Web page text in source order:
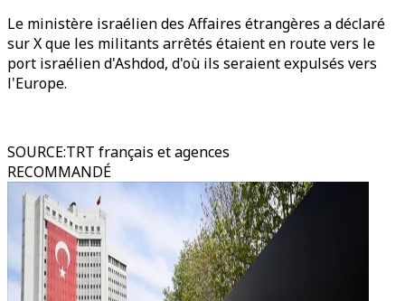
Le ministère israélien des Affaires étrangères a déclaré
sur X que les militants arrêtés étaient en route vers le
port israélien d'Ashdod, d'où ils seraient expulsés vers
l'Europe.
SOURCE:TRT français et agences
RECOMMANDÉ